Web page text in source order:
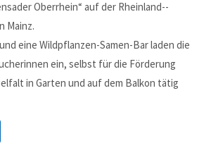
Ober­rhein“ auf der Rhein­land-­
Mainz.
eine Wild­pflanzen-Sa­men-Bar laden die
ein, selbst für die För­de­rung
in Garten und auf dem Balkon tätig